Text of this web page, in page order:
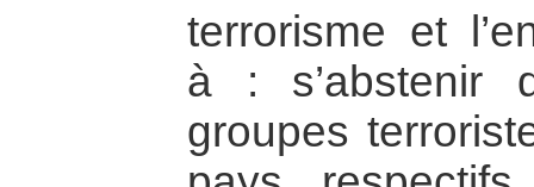
terrorisme et
à : s’abstenir
groupes